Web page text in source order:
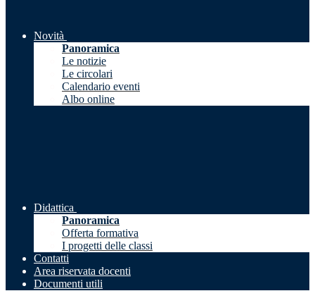
Novità
Panoramica
Le notizie
Le circolari
Calendario eventi
Albo online
Didattica
Panoramica
Offerta formativa
I progetti delle classi
Contatti
Area riservata docenti
Documenti utili